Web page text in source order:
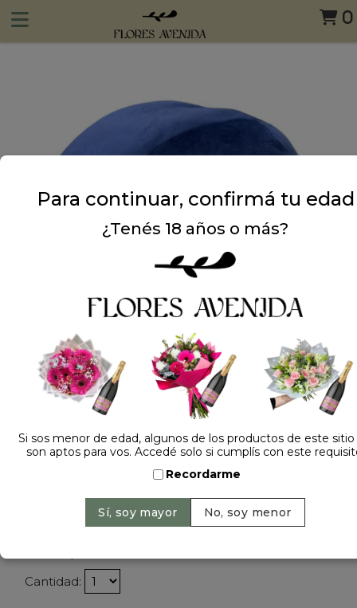
0
PELUCHE ANIMAL PINGUINO 615463
Cantidad:
Para continuar, confirmá tu edad
¿Tenés 18 años o más?
Si sos menor de edad, algunos de los productos de este
son aptos para vos. Accedé solo si cumplís con este
Recordarme